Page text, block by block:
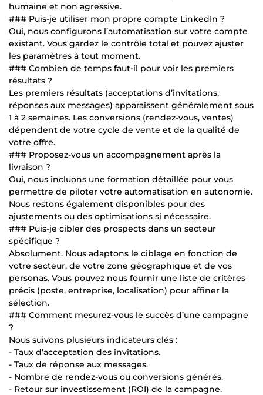
humaine et non agressive.
### Puis-je utiliser mon propre compte LinkedIn ?
Oui, nous configurons l’automatisation sur votre compte
existant. Vous gardez le contrôle total et pouvez ajuster
les paramètres à tout moment.
### Combien de temps faut-il pour voir les premiers
résultats ?
Les premiers résultats (acceptations d’invitations,
réponses aux messages) apparaissent généralement sous
1 à 2 semaines. Les conversions (rendez-vous, ventes)
dépendent de votre cycle de vente et de la qualité de
votre offre.
### Proposez-vous un accompagnement après la
livraison ?
Oui, nous incluons une formation détaillée pour vous
permettre de piloter votre automatisation en autonomie.
Nous restons également disponibles pour des
ajustements ou des optimisations si nécessaire.
### Puis-je cibler des prospects dans un secteur
spécifique ?
Absolument. Nous adaptons le ciblage en fonction de
votre secteur, de votre zone géographique et de vos
personas. Vous pouvez nous fournir une liste de critères
précis (poste, entreprise, localisation) pour affiner la
sélection.
### Comment mesurez-vous le succès d’une campagne
?
Nous suivons plusieurs indicateurs clés :
- Taux d’acceptation des invitations.
- Taux de réponse aux messages.
- Nombre de rendez-vous ou conversions générés.
- Retour sur investissement (ROI) de la campagne.